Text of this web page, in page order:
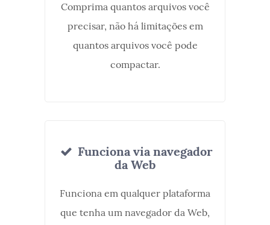
Comprima quantos arquivos você
precisar, não há limitações em
quantos arquivos você pode
compactar.
Funciona via navegador
da Web
Funciona em qualquer plataforma
que tenha um navegador da Web,